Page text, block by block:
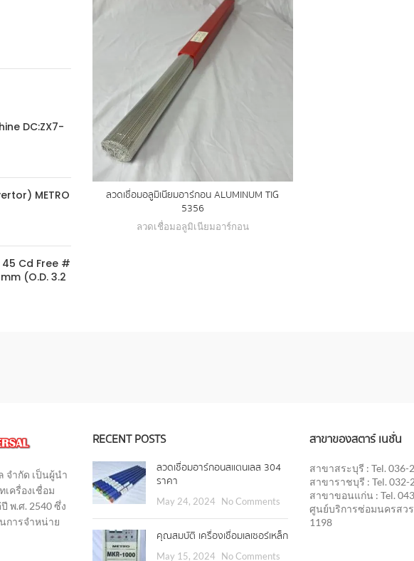
DC:ZX7-
METRO
45 Cd Free #
(O.D. 3.2
ลวดเชื่อมอลูมิเนียมอาร์กอน ALUMINUM TIG
5356
ลวดเชื่อมอลูมิเนียมอาร์กอน
จำกัด เป็นผู้นำ
ครื่องเชื่อม
พ.ศ. 2540 ซึ่ง
การจำหน่าย
RECENT POSTS
ลวดเชื่อมอาร์กอนสแตนเลส 304
ราคา
May 24, 2024 No Comments
คุณสมบัติ เครื่องเชื่อมเลเซอร์เหล็ก
May 15, 2024 No Comments
สาขาของสตาร์ เนชั่น
สาขาสระบุรี : Tel. 036-
สาขาราชบุรี : Tel. 032-
สาขาขอนแก่น : Tel.
ศูนย์บริการซ่อมนครสวร
1198